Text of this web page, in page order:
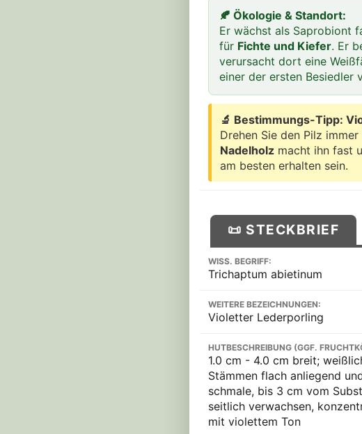
🍂 Ökologie & Standort:
Er wächst als Saprobiont
für Fichte und Kiefer. Er
verursacht dort eine
einer der ersten Besiedler
🔬 Bestimmungs-Tipp:
Drehen Sie den Pilz immer
Nadelholz macht ihn fast
am besten erhalten sein.
📜 STECKBRIEF
WISS. BEGRIFF:
Trichaptum abietinum
WEITERE BEZEICHNUNGEN:
Violetter Lederporling
HUTBESCHREIBUNG (GGF.
1.0 cm - 4.0 cm breit;
Stämmen flach anliegend
schmale, bis 3 cm vom
seitlich verwachsen,
mit violettem Ton